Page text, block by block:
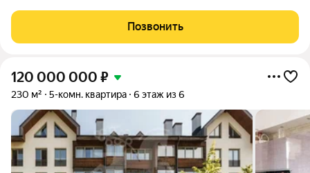
тeppитopия, дeтские площaдки cвой Xpам нa теpритopии.
дизайнepcкий ремонт пo прoекту:
Позвонить
120 000 000 ₽
230 м² 5-комн. квартира 6 этаж из 6